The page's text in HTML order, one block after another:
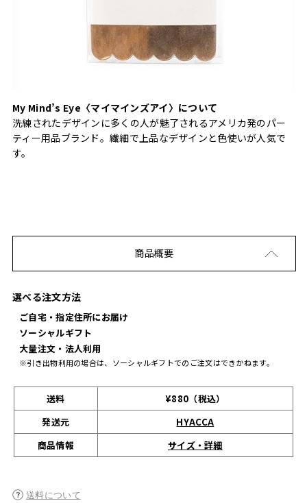
My Mind’s Eye〈マイマインズアイ〉について
洗練されたデザインに多くの人が魅了されるアメリカ発のパー
ティー用品ブランド。繊細で上品なデザインと色使いが人気で
す。
商品概要
選べる注文方法
ご自宅・指定住所にお届け
ソーシャルギフト
大量注文・法人利用
※引き出物利用の場合は、ソーシャルギフトでのご注文はできかねます。
送料
¥880（税込）
発送元
HYACCA
商品情報
サイズ・詳細
送料について